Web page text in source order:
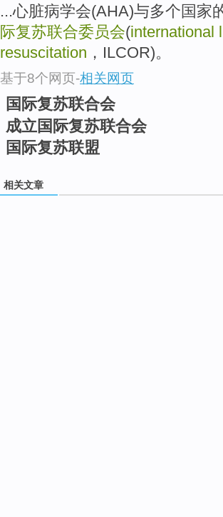
...心脏病学会(AHA)与多个国家
际复苏联合委员会(international
resuscitation ，ILCOR)。
基于8个网页-相关网页
国际复苏联合会
成立国际复苏联合会
国际复苏联盟
相关文章